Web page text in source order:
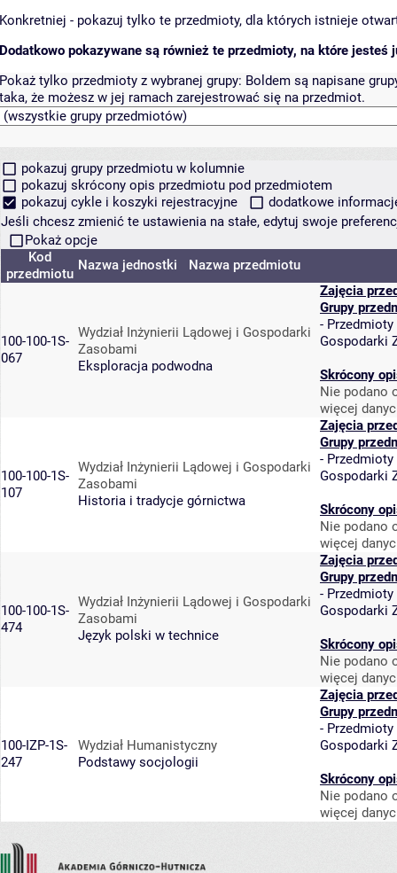
Konkretniej - pokazuj tylko te przedmioty, dla których istnieje
Dodatkowo pokazywane są również te przedmioty, na które jesteś
Pokaż tylko przedmioty z wybranej grupy: Boldem są napisane
taka, że możesz w jej ramach zarejestrować się na przedmiot.
pokazuj grupy przedmiotu w kolumnie
pokazuj skrócony opis przedmiotu pod przedmiotem
pokazuj cykle i koszyki rejestracyjne
dodatkowe
Jeśli chcesz zmienić te ustawienia na stałe, edytuj swoje
Pokaż opcje
Kod
przedmiotu
Nazwa jednostki Nazwa przedmiotu
100-100-1S-
067
Wydział Inżynierii Lądowej i Gospodarki
Zasobami
Eksploracja podwodna
Zajęcia
Grupy
- Przedmioty
Gospodarki
Skrócony
Nie podano
więcej
100-100-1S-
107
Wydział Inżynierii Lądowej i Gospodarki
Zasobami
Historia i tradycje górnictwa
Zajęcia
Grupy
- Przedmioty
Gospodarki
Skrócony
Nie podano
więcej
100-100-1S-
474
Wydział Inżynierii Lądowej i Gospodarki
Zasobami
Język polski w technice
Zajęcia
Grupy
- Przedmioty
Gospodarki
Skrócony
Nie podano
więcej
100-IZP-1S-
247
Wydział Humanistyczny
Podstawy socjologii
Zajęcia
Grupy
- Przedmioty
Gospodarki
Skrócony
Nie podano
więcej